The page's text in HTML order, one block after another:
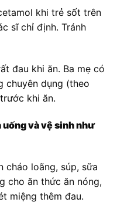
khi trẻ sốt trên
sĩ chỉ định. Tránh
đau khi ăn. Ba mẹ có
chuyên dụng (theo
khi ăn.
và vệ sinh như
cháo loãng, súp, sữa
cho ăn thức ăn nóng,
miệng thêm đau.